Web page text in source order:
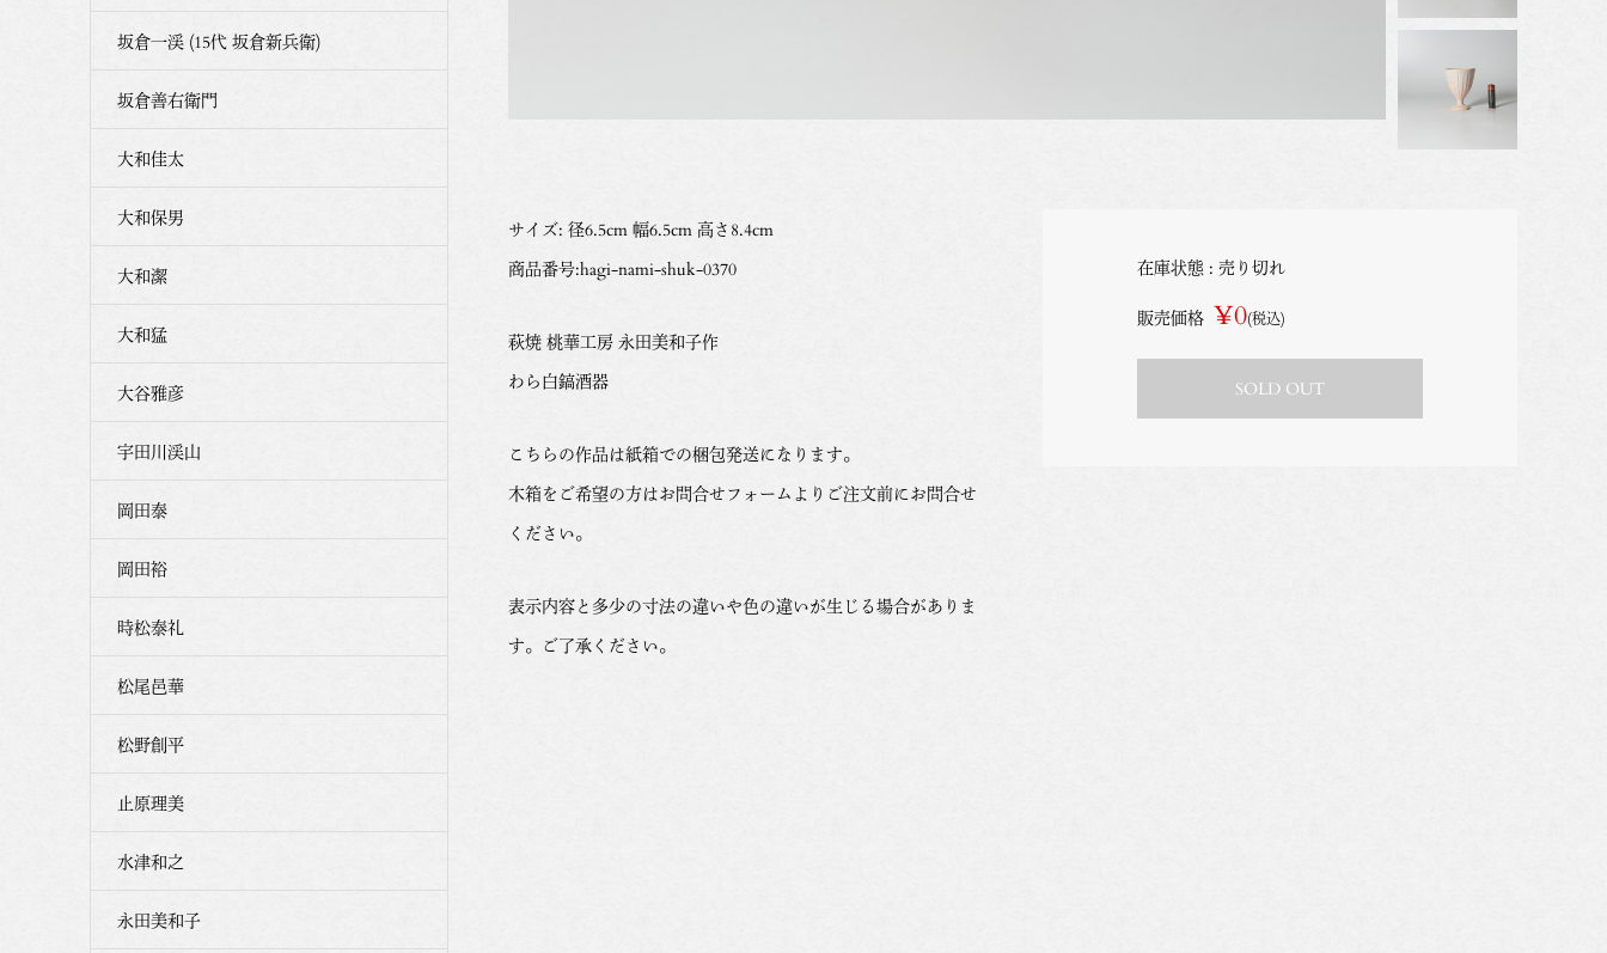
サイズ: 径6.5cm 幅6.5cm 高さ8.4cm
商品番号:hagi-nami-shuk-0370
萩焼 桃華工房 永田美和子作
わら白鎬酒器
こちらの作品は紙箱での梱包発送になります。
木箱をご希望の方はお問合せフォームよりご注文前にお問合せ
ください。
表示内容と多少の寸法の違いや色の違いが生じる場合がありま
す。ご了承ください。
在庫状態 : 売り切れ
販売価格 ¥0(税込)
SOLD OUT
坂倉一渓 (15代 坂倉新兵衛)
坂倉善右衛門
大和佳太
大和保男
大和潔
大和猛
大谷雅彦
宇田川渓山
岡田泰
岡田裕
時松泰礼
松尾邑華
松野創平
止原理美
水津和之
永田美和子